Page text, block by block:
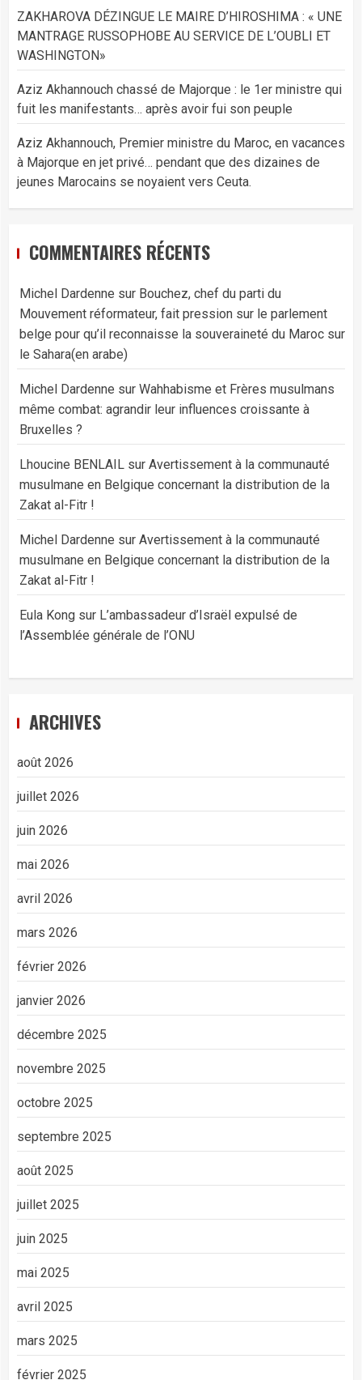
ZAKHAROVA DÉZINGUE LE MAIRE D’HIROSHIMA : « UNE
MANTRAGE RUSSOPHOBE AU SERVICE DE L’OUBLI ET
WASHINGTON»
Aziz Akhannouch chassé de Majorque : le 1er ministre qui
fuit les manifestants… après avoir fui son peuple
Aziz Akhannouch, Premier ministre du Maroc, en vacances
à Majorque en jet privé… pendant que des dizaines de
jeunes Marocains se noyaient vers Ceuta.
COMMENTAIRES RÉCENTS
Michel Dardenne sur Bouchez, chef du parti du
Mouvement réformateur, fait pression sur le parlement
belge pour qu’il reconnaisse la souveraineté du Maroc sur
le Sahara(en arabe)
Michel Dardenne sur Wahhabisme et Frères musulmans
même combat: agrandir leur influences croissante à
Bruxelles ?
Lhoucine BENLAIL sur Avertissement à la communauté
musulmane en Belgique concernant la distribution de la
Zakat al-Fitr !
Michel Dardenne sur Avertissement à la communauté
musulmane en Belgique concernant la distribution de la
Zakat al-Fitr !
Eula Kong sur L’ambassadeur d’Israël expulsé de
l’Assemblée générale de l’ONU
ARCHIVES
août 2026
juillet 2026
juin 2026
mai 2026
avril 2026
mars 2026
février 2026
janvier 2026
décembre 2025
novembre 2025
octobre 2025
septembre 2025
août 2025
juillet 2025
juin 2025
mai 2025
avril 2025
mars 2025
février 2025